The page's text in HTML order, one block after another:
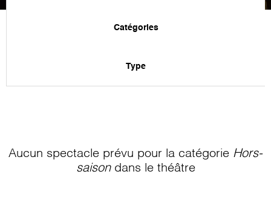
Catégories
Type
Aucun spectacle prévu pour la catégorie Hors-
saisondans le théâtre